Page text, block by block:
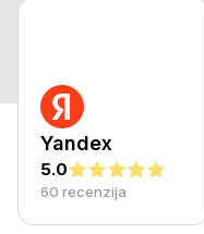
Yandex
5.0
60 recenzija